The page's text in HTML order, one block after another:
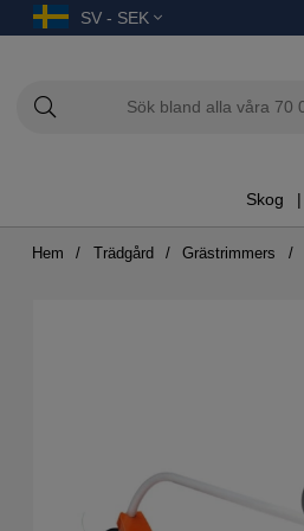
SV - SEK
Skog
Hem Trädgård Grästrimmers